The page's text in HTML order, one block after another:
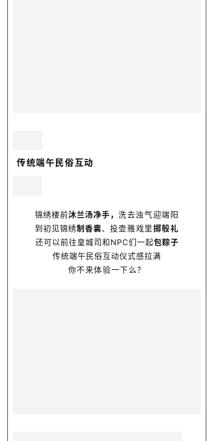
传统端午民俗互动
锦绣楼前沐兰汤净手，洗去浊气迎端阳
到初见锦绣制香囊、 投壶雅戏里掷彀礼
还可以前往皇城司和NPC们一起包粽子
传统端午民俗互动仪式感拉满
你不来体验一下么？